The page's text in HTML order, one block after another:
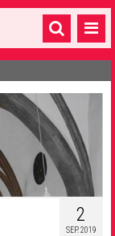
2
SEP. 2019